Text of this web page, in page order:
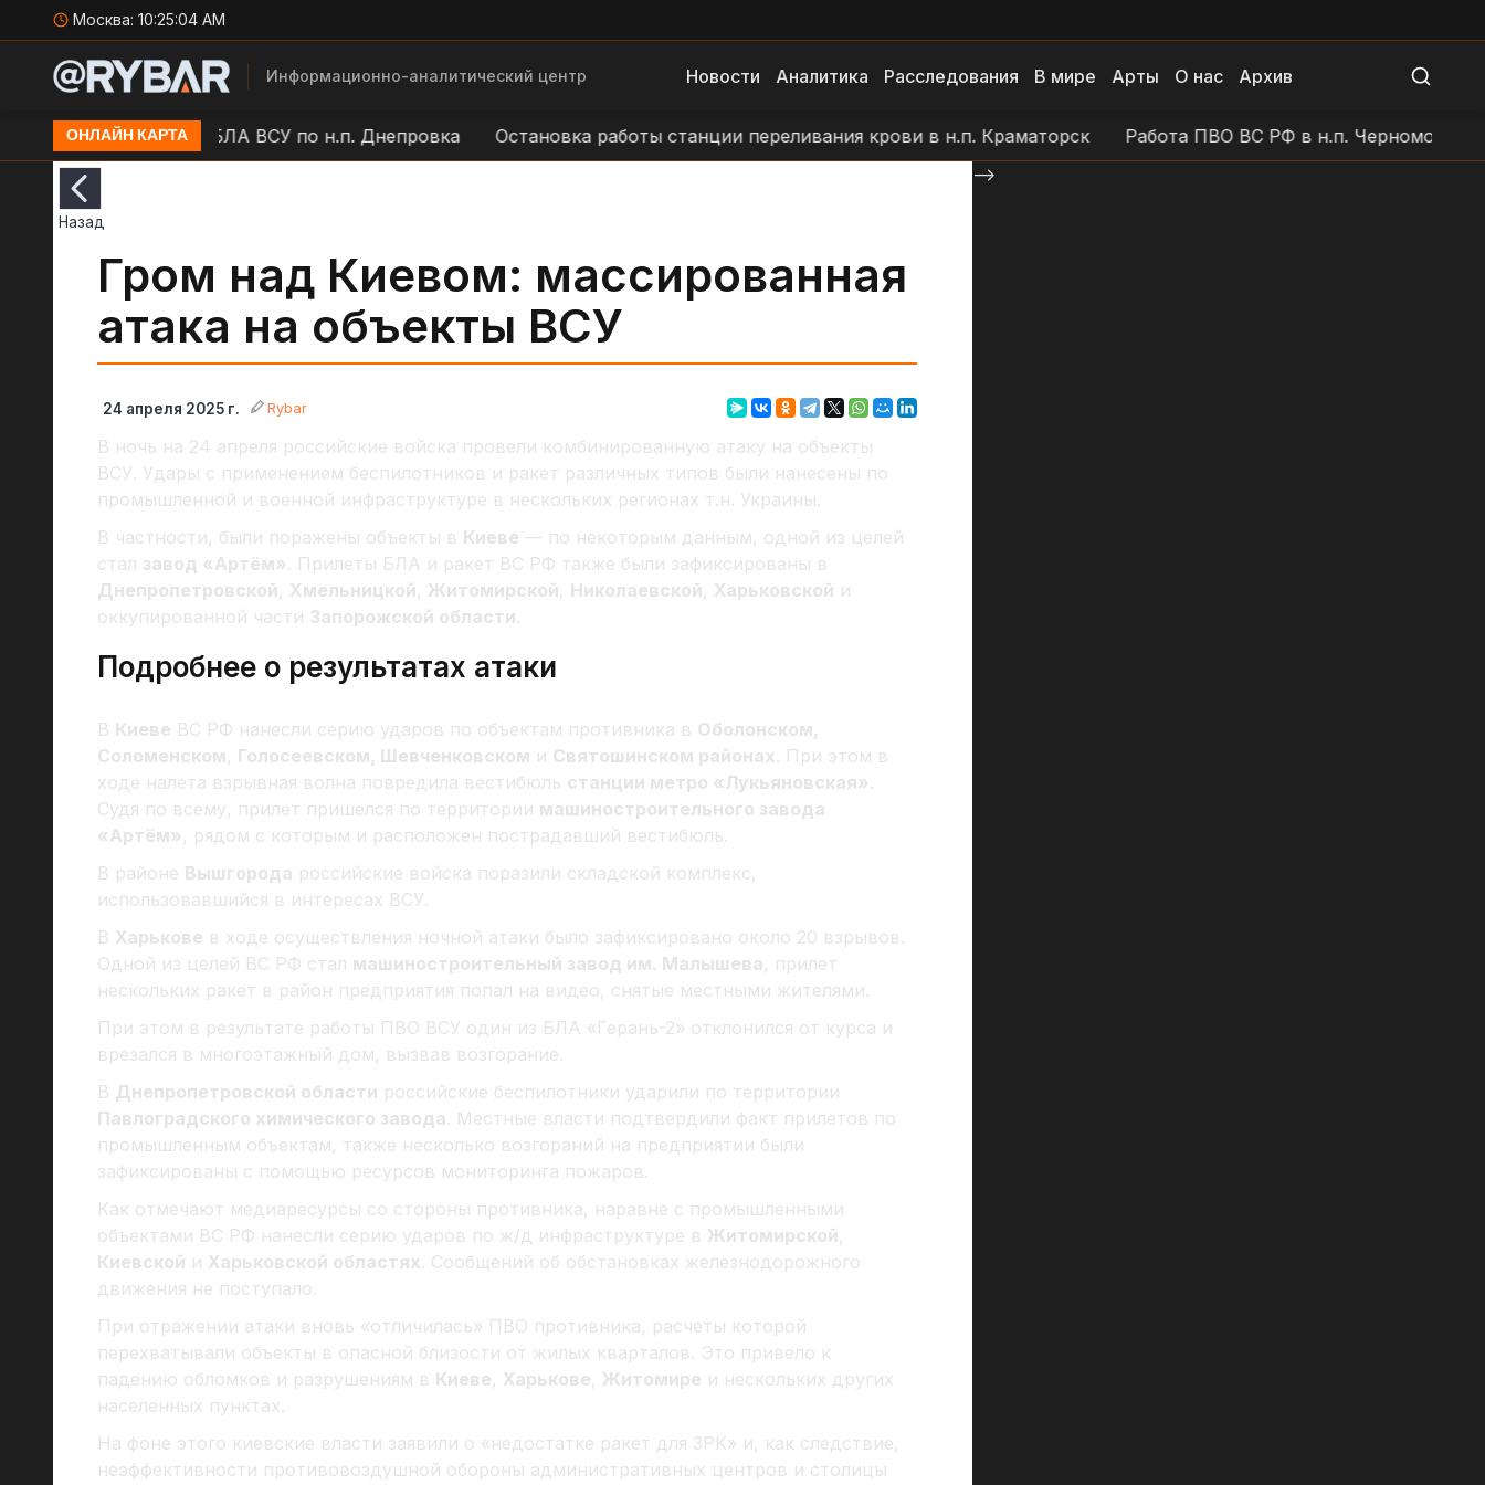
Москва: 10:25:05 AM
Информационно-аналитический центр Новости Аналитика Расследования В мире Арты О нас Архив
ОНЛАЙН КАРТА
Удар БЛА ВСУ по н.п. Днепровка Остановка работы станции переливания крови в н.п. Краматорск Работа ПВО ВС РФ в н.п. Черноморское
Назад
Гром над Киевом: массированная
атака на объекты ВСУ
24 апреля 2025 г. Rybar
В ночь на 24 апреля российские войска провели комбинированную атаку на объекты
ВСУ. Удары с применением беспилотников и ракет различных типов были нанесены по
промышленной и военной инфраструктуре в нескольких регионах т.н. Украины.
В частности, были поражены объекты в Киеве — по некоторым данным, одной из целей
стал завод «Артём» . Прилеты БЛА и ракет ВС РФ также были зафиксированы в
Днепропетровской, Хмельницкой, Житомирской, Николаевской, Харьковской и
оккупированной части Запорожской области.
Подробнее о результатах атаки
В Киеве ВС РФ нанесли серию ударов по объектам противника в Оболонском,
Соломенском, Голосеевском, Шевченковском и Святошинском районах. При этом в
ходе налета взрывная волна повредила вестибюль станции метро «Лукьяновская» .
Судя по всему, прилет пришелся по территории машиностроительного завода
«Артём» , рядом с которым и расположен пострадавший вестибюль.
В районе Вышгорода российские войска поразили складской комплекс,
использовавшийся в интересах ВСУ.
В Харькове в ходе осуществления ночной атаки было зафиксировано около 20 взрывов.
Одной из целей ВС РФ стал машиностроительный завод им. Малышева, прилет
нескольких ракет в район предприятия попал на видео, снятые местными жителями.
При этом в результате работы ПВО ВСУ один из БЛА «Герань-2» отклонился от курса и
врезался в многоэтажный дом, вызвав возгорание.
В Днепропетровской области российские беспилотники ударили по территории
Павлоградского химического завода. Местные власти подтвердили факт прилетов по
промышленным объектам, также несколько возгораний на предприятии были
зафиксированы с помощью ресурсов мониторинга пожаров.
Как отмечают медиаресурсы со стороны противника, наравне с промышленными
объектами ВС РФ нанесли серию ударов по ж/д инфраструктуре в Житомирской,
Киевской и Харьковской областях. Сообщений об обстановках железнодорожного
движения не поступало.
При отражении атаки вновь «отличилась» ПВО противника, расчеты которой
перехватывали объекты в опасной близости от жилых кварталов. Это привело к
падению обломков и разрушениям в Киеве, Харькове, Житомире и нескольких других
населенных пунктах.
На фоне этого киевские власти заявили о «недостатке ракет для ЗРК» и, как следствие,
неэффективности противовоздушной обороны административных центров и столицы
-->